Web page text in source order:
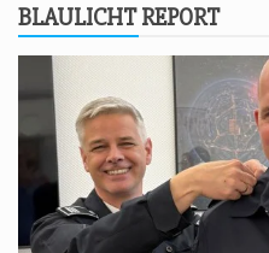
BLAU­LICHT REPORT